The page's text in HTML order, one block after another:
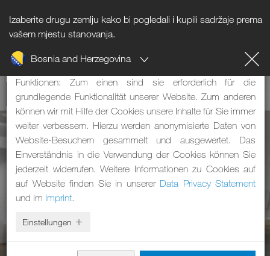
Izaberite drugu zemlju kako bi pogledali i kupili sadržaje prema
vašem mjestu stanovanja.
Bosnia and Herzegovina
Hinweis zu Cookies
Unsere Webseite verwendet Cookies. Diese haben zwei
Funktionen: Zum einen sind sie erforderlich für die
grundlegende Funktionalität unserer Website. Zum anderen
können wir mit Hilfe der Cookies unsere Inhalte für Sie immer
weiter verbessern. Hierzu werden anonymisierte Daten von
Website-Besuchern gesammelt und ausgewertet. Das
Einverständnis in die Verwendung der Cookies können Sie
jederzeit widerrufen. Weitere Informationen zu Cookies auf
auf Website finden Sie in unserer Data Privacy Statement
und im Imprint.
Einstellungen